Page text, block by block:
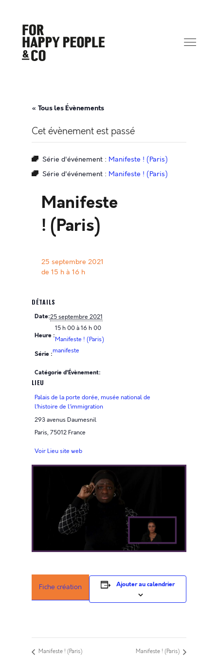
« Tous les Évènements
Cet évènement est passé
Série d'événement : Manifeste ! (Paris)
Série d'événement : Manifeste ! (Paris)
Manifeste
! (Paris)
25 septembre 2021
de 15 hà 16 h
DÉTAILS
Date:25 septembre 2021
Heure :
15 h 00 à 16 h 00
Série :
Manifeste ! (Paris)
Catégorie d’Évènement:
manifeste
LIEU
Palais de la porte dorée, musée national de
l’histoire de l’immigration
293 avenus Daumesnil
Paris, 75012 France
Voir Lieu site web
Fiche création Ajouter au calendrier
Manifeste ! (Paris) Manifeste ! (Paris)